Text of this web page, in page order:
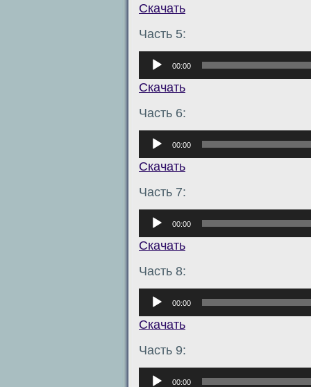
Скачать
Часть 5:
Аудиоплеер
00:00
Скачать
Часть 6:
Аудиоплеер
00:00
Скачать
Часть 7:
Аудиоплеер
00:00
Скачать
Часть 8:
Аудиоплеер
00:00
Скачать
Часть 9:
Аудиоплеер
00:00